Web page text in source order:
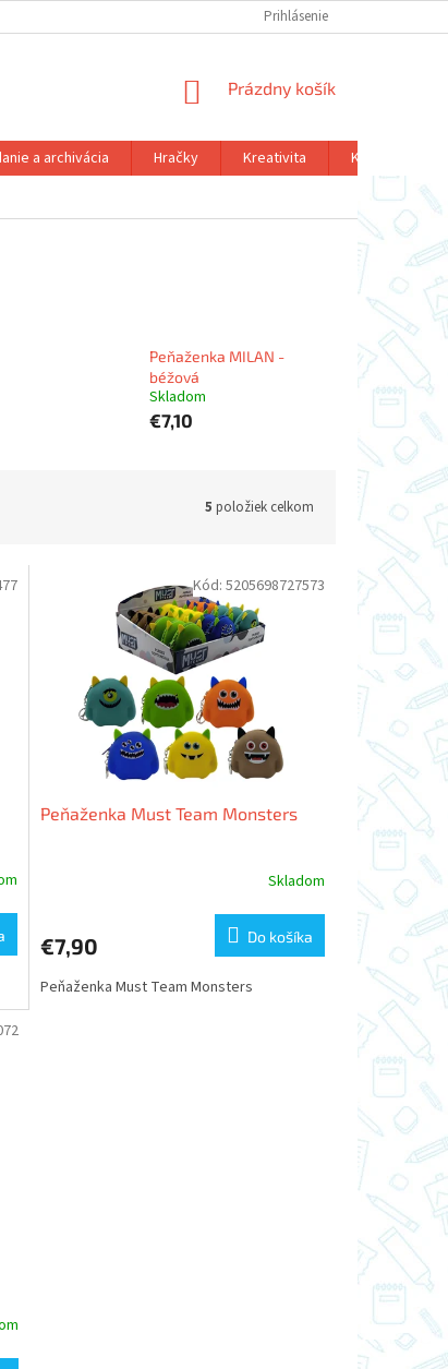
FORMULÁR ODSTÚPENIA OD
Prihlásenie
NÁKUPNÝ
Prázdny košík
a archivácia Hračky Kreativita
Kalendár - diár
Peňaženka MILAN -
béžová
Skladom
€7,10
5 položiek celkom
Peňaženka Must Team Monsters
Skladom
€7,90 Do košíka
Peňaženka Must Team Monsters
Kód: 5205698727573